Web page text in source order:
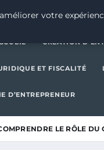
CRÉATION
ET FISCALITÉ
D’ENTREPRENEUR
LE RÔLE DU
votre